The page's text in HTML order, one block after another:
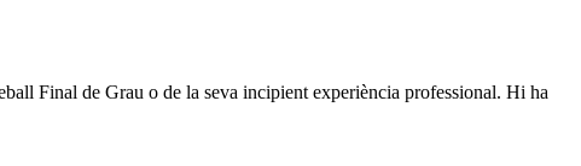
Final de Grau o de la seva incipient experiència professional. Hi ha